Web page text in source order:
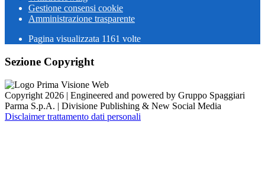
Gestione consensi cookie
Amministrazione trasparente
Pagina visualizzata 1161 volte
Sezione Copyright
Copyright 2026 | Engineered and powered by Gruppo Spaggiari
Parma S.p.A. | Divisione Publishing & New Social Media
Disclaimer trattamento dati personali